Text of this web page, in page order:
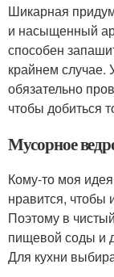
Шикарная
и насыщенный
способен
крайнем случае.
обязательно
чтобы добиться
Мусорное
Кому-то моя
нравится, чтобы
Поэтому в
пищевой соды и
Для кухни